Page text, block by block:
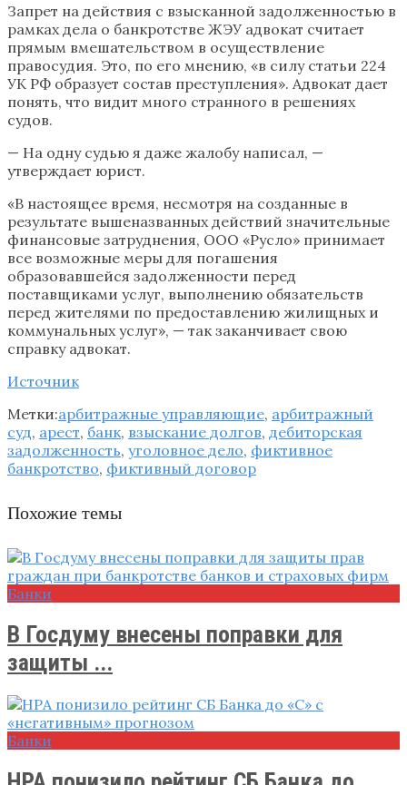
Запрет на действия с взысканной задолженностью в
рамках дела о банкротстве ЖЭУ адвокат считает
прямым вмешательством в осуществление
правосудия. Это, по его мнению, «в силу статьи 224
УК РФ образует состав преступления». Адвокат дает
понять, что видит много странного в решениях
судов.
— На одну судью я даже жалобу написал, —
утверждает юрист.
«В настоящее время, несмотря на созданные в
результате вышеназванных действий значительные
финансовые затруднения, ООО «Русло» принимает
все возможные меры для погашения
образовавшейся задолженности перед
поставщиками услуг, выполнению обязательств
перед жителями по предоставлению жилищных и
коммунальных услуг», — так заканчивает свою
справку адвокат.
Источник
Метки:арбитражные управляющие, арбитражный
суд, арест, банк, взыскание долгов, дебиторская
задолженность, уголовное дело, фиктивное
банкротство, фиктивный договор
Похожие темы
Банки
​В Госдуму внесены поправки для
защиты ...
Банки